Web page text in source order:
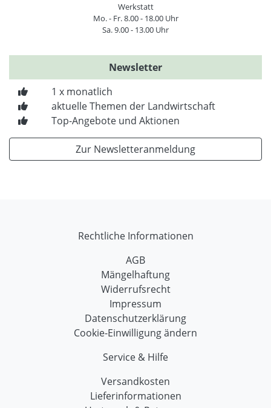
Werkstatt
Mo. - Fr. 8.00 - 18.00 Uhr
Sa. 9.00 - 13.00 Uhr
Newsletter
1 x monatlich
aktuelle Themen der Landwirtschaft
Top-Angebote und Aktionen
Zur Newsletteranmeldung
Rechtliche Informationen
AGB
Mängelhaftung
Widerrufsrecht
Impressum
Datenschutzerklärung
Cookie-Einwilligung ändern
Service & Hilfe
Versandkosten
Lieferinformationen